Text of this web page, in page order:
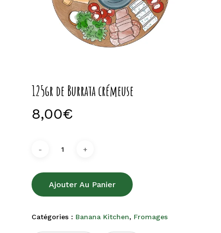
125gr de Burrata crémeuse
8,00€
Ajouter Au Panier
Catégories : Banana Kitchen, Fromages